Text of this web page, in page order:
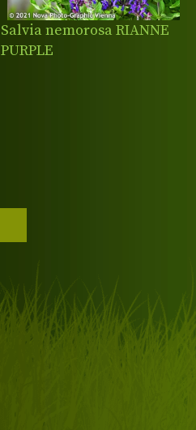
Salvia nemorosa RIANNE
PURPLE